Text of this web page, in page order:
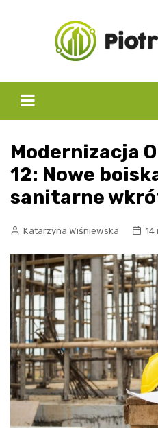
Modernizacja
12: Nowe
sanitarne
Katarzyna Wiśniewska 14